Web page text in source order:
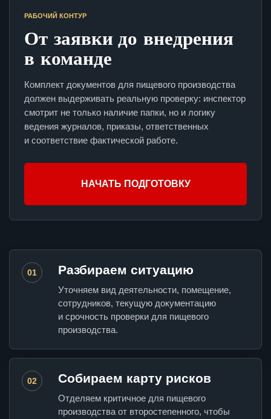
РАБОЧИЙ КОНТУР
От заявки до внедрения
в команде
Комплект документов для пищевого производства
должен выдерживать реальную проверку: инспектор
смотрит не только наличие папки, но и логику
ведения журналов, приказы, ответственных
и соответствие фактической работе.
НАЧАТЬ ПОДГОТОВКУ
01 Разбираем ситуацию
Уточняем вид деятельности, помещение,
сотрудников, текущую документацию
и срочность проверки для пищевого
производства.
02 Собираем карту рисков
Отделяем критичное для пищевого
производства от второстепенного, чтобы